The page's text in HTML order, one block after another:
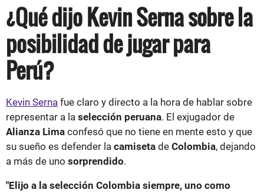
¿Qué dijo Kevin Serna sobre la
posibilidad de jugar para
Perú?
Kevin Serna fue claro y directo a la hora de hablar sobre
representar a la selección peruana. El exjugador de
Alianza Lima confesó que no tiene en mente esto y que
su sueño es defender la camiseta de Colombia, dejando
a más de uno sorprendido.
"Elijo a la selección Colombia siempre, uno como